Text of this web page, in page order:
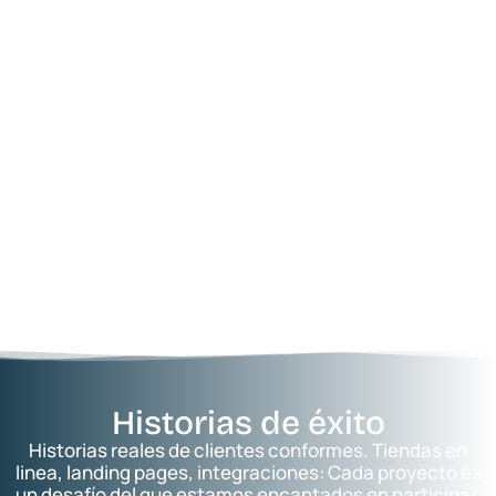
Historias de éxito
Historias reales de clientes conformes. Tiendas en
linea, landing pages, integraciones: Cada proyecto es